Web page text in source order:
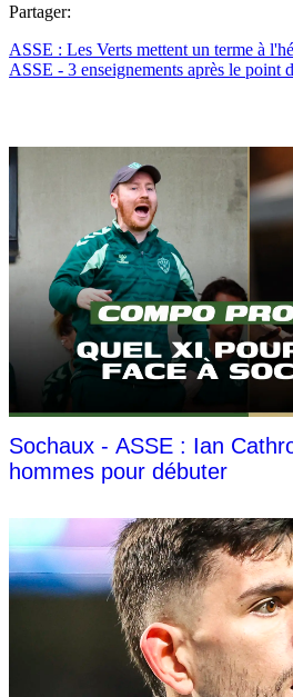
Partager:
ASSE : Les Verts mettent un terme à
ASSE - 3 enseignements après le point
Sochaux - ASSE : Ian
hommes pour débuter